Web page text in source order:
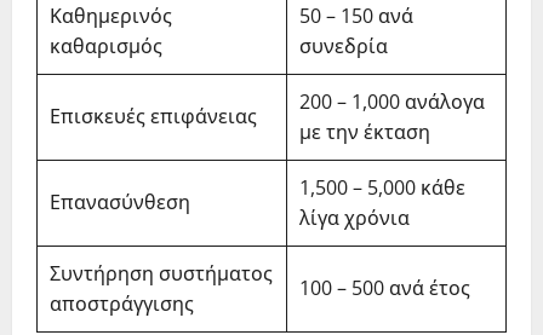
Καθημερινός
καθαρισμός
50 – 150 ανά
συνεδρία
Επισκευές επιφάνειας
200 – 1,000 ανάλογα
με την έκταση
Επανασύνθεση
1,500 – 5,000 κάθε
λίγα χρόνια
Συντήρηση συστήματος
αποστράγγισης
100 – 500 ανά έτος